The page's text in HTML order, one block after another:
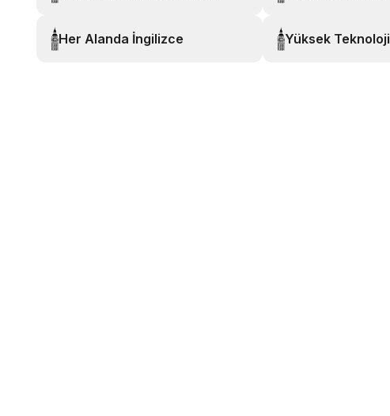
Her Alanda İngilizce Yüksek Teknoloji